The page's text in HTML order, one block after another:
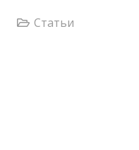
Статьи